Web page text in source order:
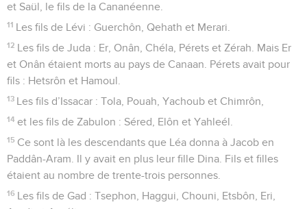
et Saül, le fils de la Cananéenne.
11 Les fils de Lévi : Guerchôn, Qehath et Merari.
12 Les fils de Juda : Er, Onân, Chéla, Pérets et Zérah. Mais Er
et Onân étaient morts au pays de Canaan. Pérets avait pour
fils : Hetsrôn et Hamoul.
13 Les fils d’Issacar : Tola, Pouah, Yachoub et Chimrôn,
14 et les fils de Zabulon : Séred, Elôn et Yahleél.
15 Ce sont là les descendants que Léa donna à Jacob en
Paddân-Aram. Il y avait en plus leur fille Dina. Fils et filles
étaient au nombre de trente-trois personnes.
16 Les fils de Gad : Tsephon, Haggui, Chouni, Etsbôn, Eri,